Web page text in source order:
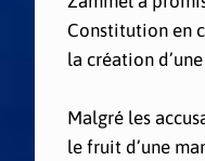
Constitution en
la création
Malgré les
le fruit d’une